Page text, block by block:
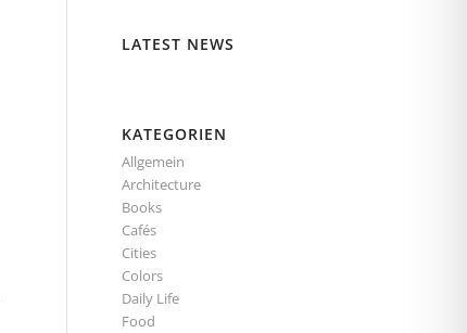
LATEST NEWS
KATEGORIEN
Allgemein
Architecture
Books
Cafés
Cities
Colors
Daily Life
Food